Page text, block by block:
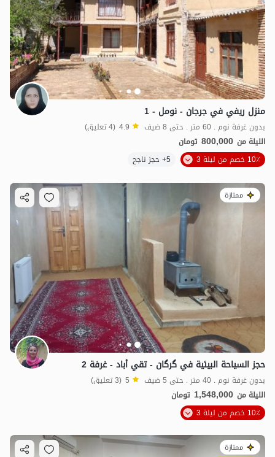
منزل ريفي في جرجان - نومل - 1
بدون غرفة نوم . 60 متر . حتى 8 ضيف 4.9 (4 تعليق)
الليلة من 800,000 تومان
10٪ خصم من ليلة 3
5+ حجز ناجح
ممتازة
حجز السياحة البيئية في گرگان - تقي أباد - غرفة 2
بدون غرفة نوم . 40 متر . حتى 5 ضيف 5 (3 تعليق)
الليلة من 1,548,000 تومان
10٪ خصم من ليلة 3
ممتازة